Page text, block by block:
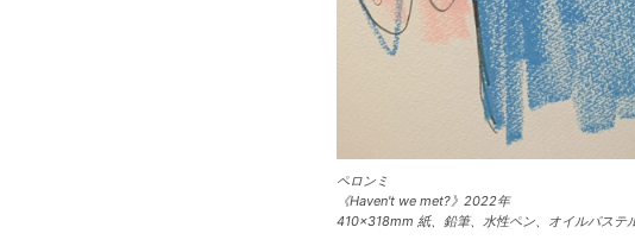
ペロンミ
《Haven't we met?》2022年
410×318mm 紙、鉛筆、水性ペン、オイルパステ